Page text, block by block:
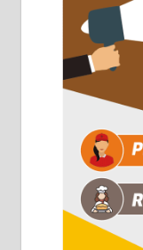
Чистим
061/32-13-